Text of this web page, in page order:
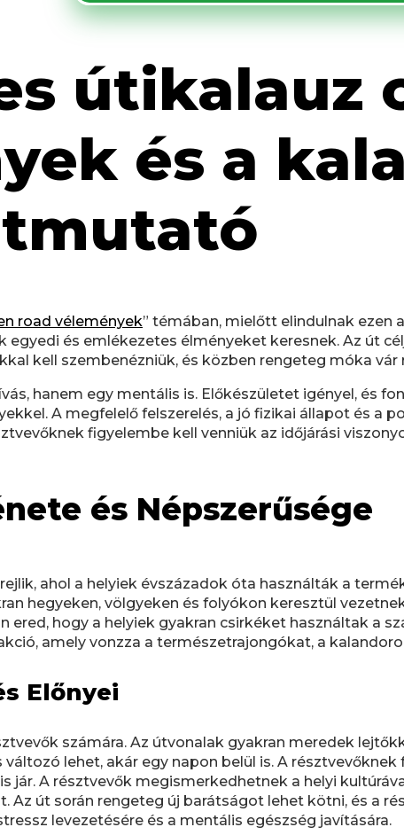
útikalauz
és a
road vélemények” témában, mielőtt elindulnak ezen
egyedi és emlékezetes élményeket keresnek. Az út
kell szembenézniük, és közben rengeteg móka vár
hanem egy mentális is. Előkészületet igényel, és
A megfelelő felszerelés, a jó fizikai állapot és a
figyelembe kell venniük az időjárási
és Népszerűsége
ahol a helyiek évszázadok óta használták a
hegyeken, völgyeken és folyókon keresztül
ered, hogy a helyiek gyakran csirkéket használtak a
amely vonzza a természetrajongókat, a
Előnyei
számára. Az útvonalak gyakran meredek
lehet, akár egy napon belül is. A résztvevőknek
jár. A résztvevők megismerkedhetnek a helyi
Az út során rengeteg új barátságot lehet kötni, és a
levezetésére és a mentális egészség javítására.